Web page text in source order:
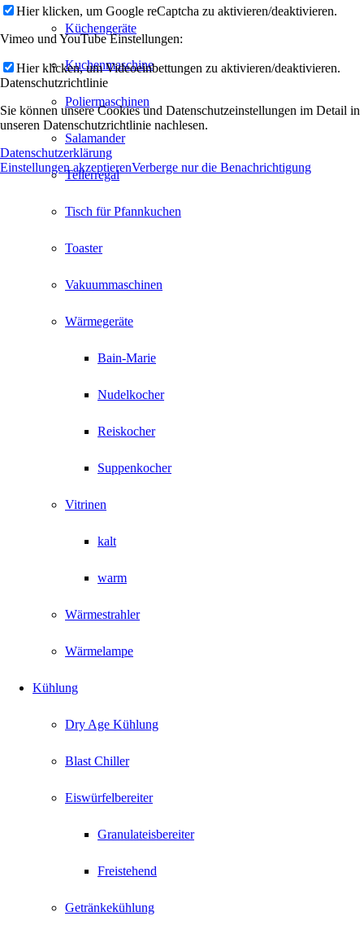
Küchengeräte
Kuchenmaschine
Poliermaschinen
Salamander
Tellerregal
Tisch für Pfannkuchen
Toaster
Vakuummaschinen
Wärmegeräte
Bain-Marie
Nudelkocher
Reiskocher
Suppenkocher
Vitrinen
kalt
warm
Wärmestrahler
Wärmelampe
Kühlung
Dry Age Kühlung
Blast Chiller
Eiswürfelbereiter
Granulateisbereiter
Freistehend
Getränkekühlung
Hier klicken, um Google reCaptcha zu aktivieren/deaktivieren.
Vimeo und YouTube Einstellungen:
Hier klicken, um Videoeinbettungen zu aktivieren/deaktivieren.
Datenschutzrichtlinie
Sie können unsere Cookies und Datenschutzeinstellungen im Detail in
unseren Datenschutzrichtlinie nachlesen.
Datenschutzerklärung
Einstellungen akzeptierenVerberge nur die Benachrichtigung